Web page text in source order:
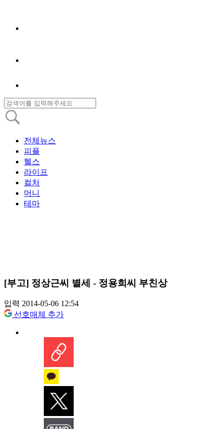
전체뉴스
피플
헬스
라이프
컬처
머니
테마
[부고] 정상근씨 별세 - 정용희씨 부친상
입력 2014-05-06 12:54
선호매체 추가